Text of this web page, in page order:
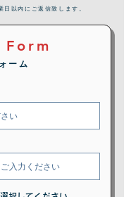
日以内にご返信致します。
ーム